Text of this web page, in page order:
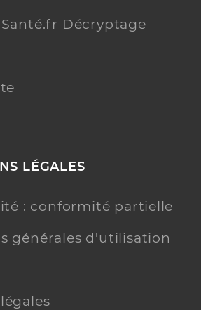
Décryptage
LÉGALES
: conformité partielle
générales d'utilisation